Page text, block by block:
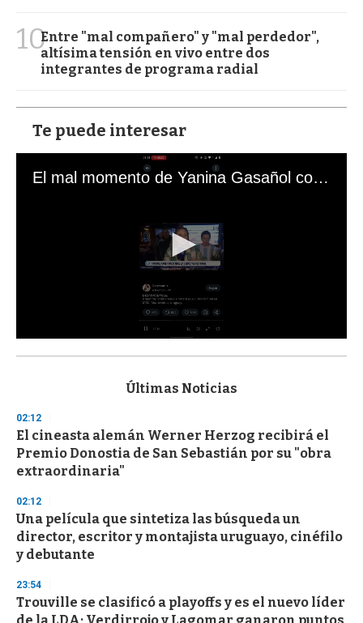
10Entre "mal compañero" y "mal perdedor",
altísima tensión en vivo entre dos
integrantes de programa radial
Te puede interesar
El mal momento de Yanina Gasañol con un hincha argentino en "Subrayado"
s
d
s
o
f
3
s
e
c
o
n
d
Últimas Noticias
02:12
El cineasta alemán Werner Herzog recibirá el
Premio Donostia de San Sebastián por su "obra
extraordinaria"
02:12
Una película que sintetiza las búsqueda un
director, escritor y montajista uruguayo, cinéfilo
y debutante
23:54
Trouville se clasificó a playoffs y es el nuevo líder